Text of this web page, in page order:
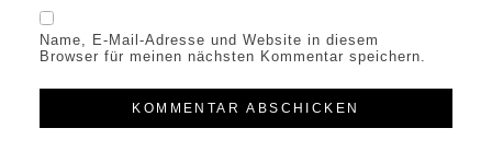
Name, E-Mail-Adresse und Website in diesem
Browser für meinen nächsten Kommentar speichern.